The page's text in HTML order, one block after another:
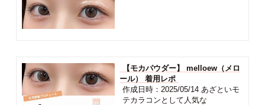
【モカパウダー】 melloew（メロ
ール） 着用レポ
作成日時：2025/05/14 あざといモ
テカラコンとして人気な